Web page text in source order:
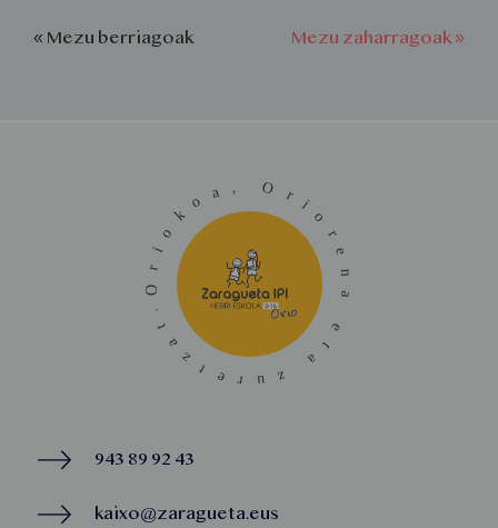
« Mezu berriagoak Mezu zaharragoak »
943 89 92 43
kaixo@zaragueta.eus